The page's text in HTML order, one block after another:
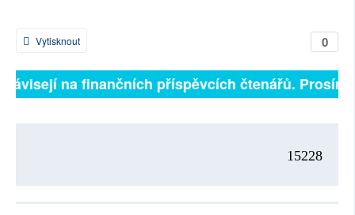
0
Vytisknout
na finančních příspěvcích čtenářů.
15228